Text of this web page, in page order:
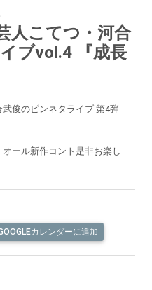
人こてつ・河合
ブvol.4 『成長
俊のピンネタライブ 第4弾
ール新作コント是非お楽し
カレンダーに追加